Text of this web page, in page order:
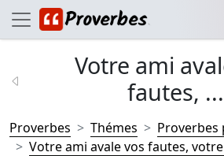
Votre ami
fautes, ...
Proverbes Thémes
Proverbes
Votre ami avale vos fautes,